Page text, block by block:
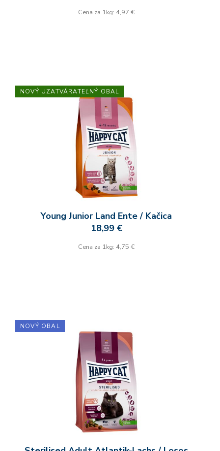
Cena za 1kg: 4,97 €
Young Junior Land Ente / Kačica
18,99 €
Cena za 1kg: 4,75 €
NOVÝ UZATVÁRATEĽNÝ OBAL
NOVÝ OBAL